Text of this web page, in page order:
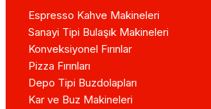
Espresso Kahve Makineleri
Sanayi Tipi Bulaşık Makineleri
Konveksiyonel Fırınlar
Pizza Fırınları
Depo Tipi Buzdolapları
Kar ve Buz Makineleri